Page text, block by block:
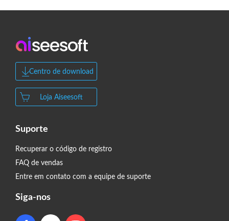
Centro de download
Loja Aiseesoft
Suporte
Recuperar o código de registro
FAQ de vendas
Entre em contato com a equipe de suporte
Siga-nos